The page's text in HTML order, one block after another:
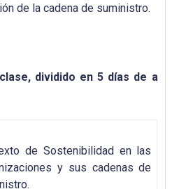
de la cadena de suministro.
dividido en 5 días de a
de Sostenibilidad en las
y sus cadenas de